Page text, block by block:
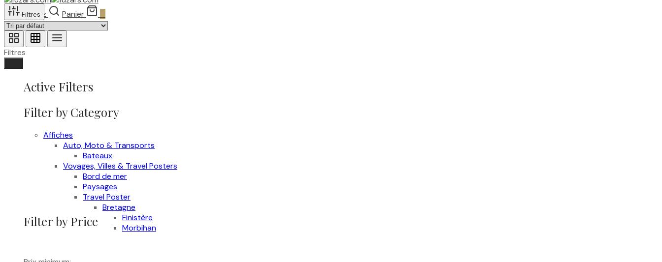
Recherchez Panier
Filtres
Filtres
Active Filters
Filter by Category
Affiches
Auto, Moto & Transports
Bateaux
Voyages, Villes & Travel Posters
Bord de mer
Paysages
Travel Poster
Bretagne
Finistère
Morbihan
Filter by Price